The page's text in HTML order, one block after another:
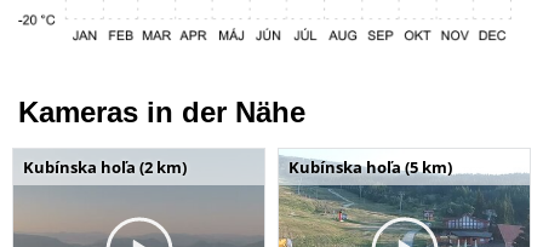
Kameras in der Nähe
Kubínska hoľa (2 km) Kubínska hoľa (5 km)